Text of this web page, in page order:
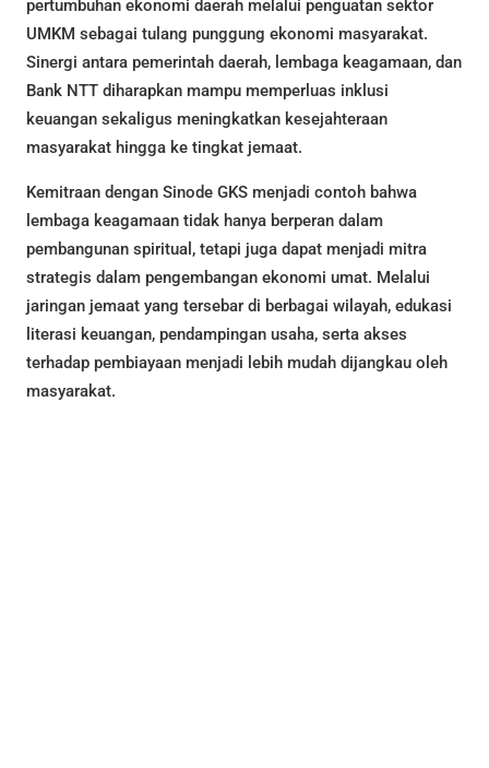
pertumbuhan ekonomi daerah melalui penguatan sektor
UMKM sebagai tulang punggung ekonomi masyarakat.
Sinergi antara pemerintah daerah, lembaga keagamaan, dan
Bank NTT diharapkan mampu memperluas inklusi
keuangan sekaligus meningkatkan kesejahteraan
masyarakat hingga ke tingkat jemaat.
Kemitraan dengan Sinode GKS menjadi contoh bahwa
lembaga keagamaan tidak hanya berperan dalam
pembangunan spiritual, tetapi juga dapat menjadi mitra
strategis dalam pengembangan ekonomi umat. Melalui
jaringan jemaat yang tersebar di berbagai wilayah, edukasi
literasi keuangan, pendampingan usaha, serta akses
terhadap pembiayaan menjadi lebih mudah dijangkau oleh
masyarakat.